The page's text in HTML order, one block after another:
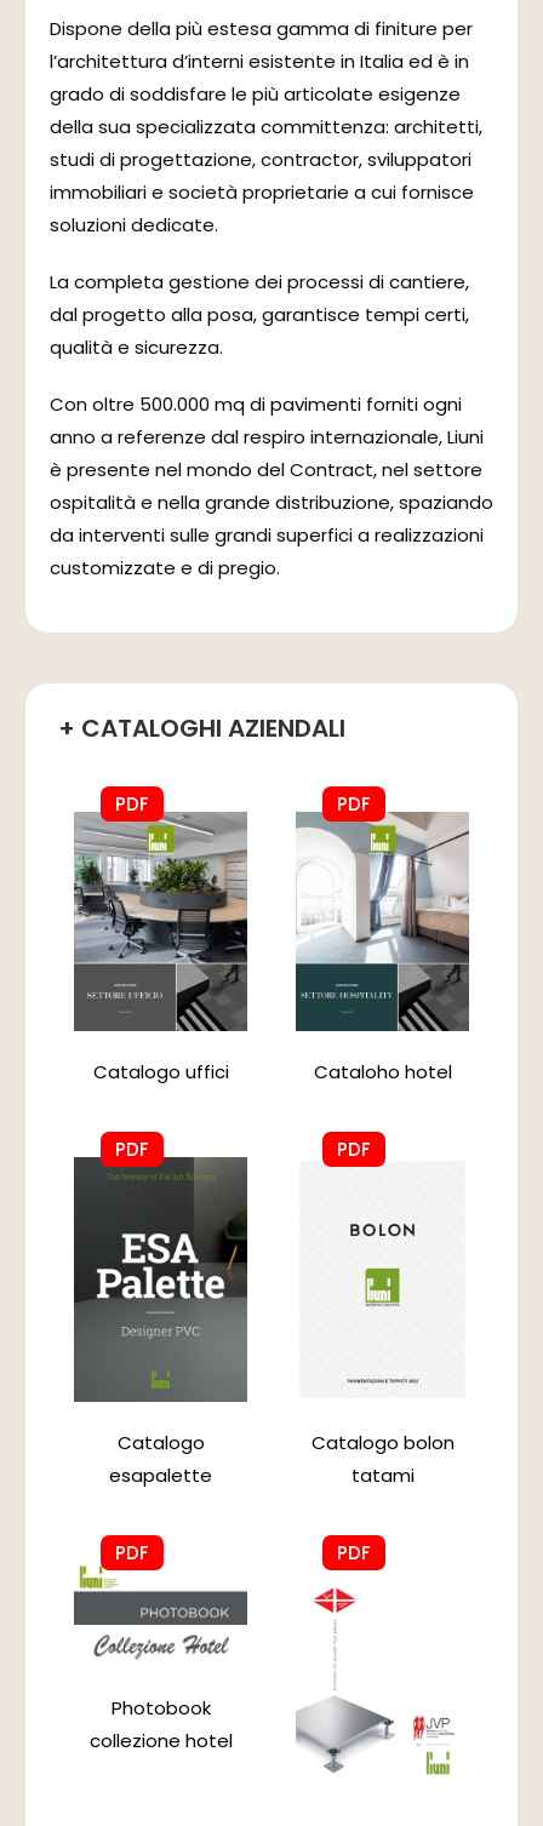
Dispone della più estesa gamma di finiture per
l’architettura d’interni esistente in Italia ed è in
grado di soddisfare le più articolate esigenze
della sua specializzata committenza: architetti,
studi di progettazione, contractor, sviluppatori
immobiliari e società proprietarie a cui fornisce
soluzioni dedicate.
La completa gestione dei processi di cantiere,
dal progetto alla posa, garantisce tempi certi,
qualità e sicurezza.
Con oltre 500.000 mq di pavimenti forniti ogni
anno a referenze dal respiro internazionale, Liuni
è presente nel mondo del Contract, nel settore
ospitalità e nella grande distribuzione, spaziando
da interventi sulle grandi superfici a realizzazioni
customizzate e di pregio.
+ CATALOGHI AZIENDALI
PDF
Catalogo uffici
PDF
Cataloho hotel
PDF
Catalogo
esapalette
PDF
Catalogo bolon
tatami
PDF
Photobook
collezione hotel
PDF